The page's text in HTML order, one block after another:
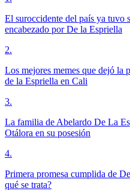
El suroccidente del país ya tuvo
encabezado por De la Espriella
2.
Los mejores memes que dejó la
de la Espriella en Cali
3.
La familia de Abelardo De La
Otálora en su posesión
4.
Primera promesa cumplida de
qué se trata?